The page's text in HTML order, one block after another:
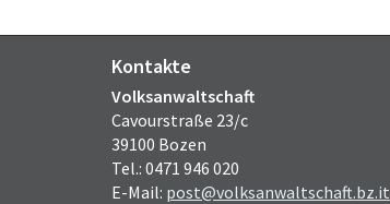
Kontakte
Volksanwaltschaft
Cavourstraße 23/c
39100 Bozen
Tel.: 0471 946 020
E-Mail: post@volksanwaltschaft.bz.it